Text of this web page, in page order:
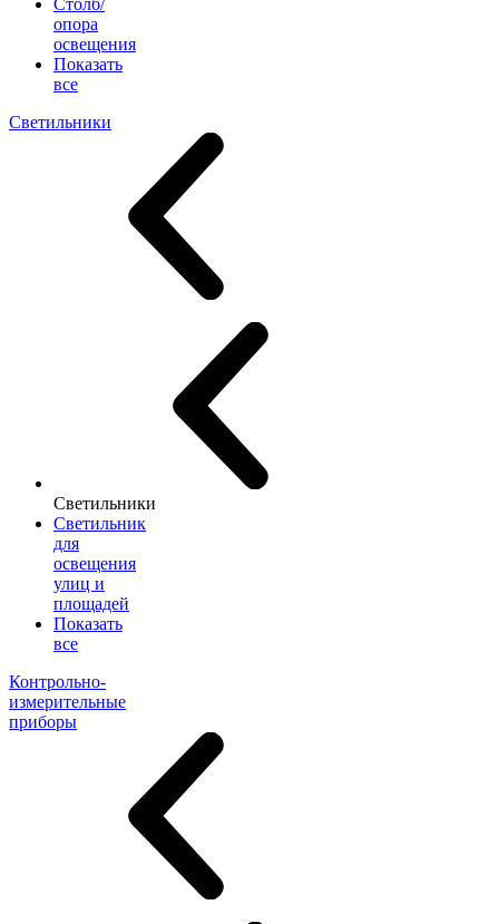
Столб/
опора
освещения
Показать
все
Светильники
Светильники
Светильник
для
освещения
улиц и
площадей
Показать
все
Контрольно-
измерительные
приборы